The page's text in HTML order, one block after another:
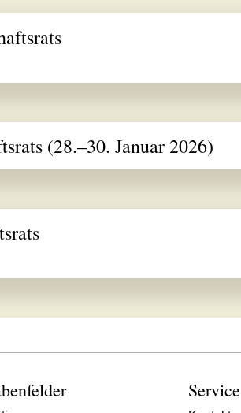
(28.–30. Januar 2026)
Service